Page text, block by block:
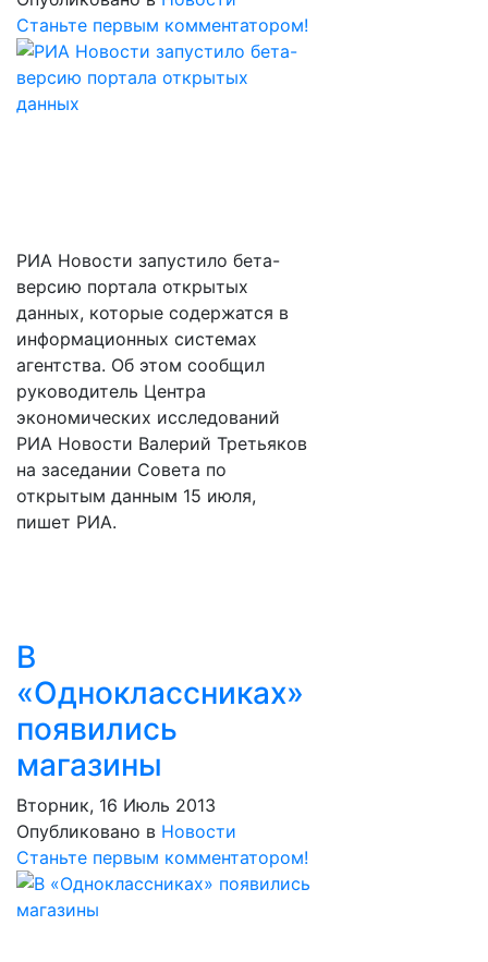
Станьте первым комментатором!
РИА Новости запустило бета-
версию портала открытых
данных, которые содержатся в
информационных системах
агентства. Об этом сообщил
руководитель Центра
экономических исследований
РИА Новости Валерий Третьяков
на заседании Совета по
открытым данным 15 июля,
пишет РИА.
В
«Одноклассниках»
появились
магазины
Вторник, 16 Июль 2013
Опубликовано в Новости
Станьте первым комментатором!